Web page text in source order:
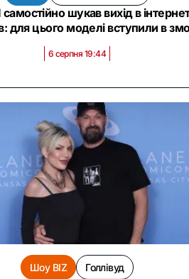
шукав вихід в
для цього моделі вступили в
6 серпня 19:44
Шоу BIZ Голлівуд